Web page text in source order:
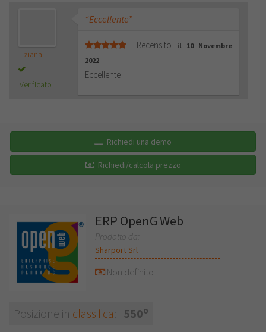
Tiziana
Verificato
“Eccellente”
Recensito
il 10 Novembre
2022
Eccellente
Richiedi una demo
Richiedi/calcola prezzo
ERP OpenG Web
Prodotto da:
Sharport Srl
Non definito
Posizione in classifica: 550o